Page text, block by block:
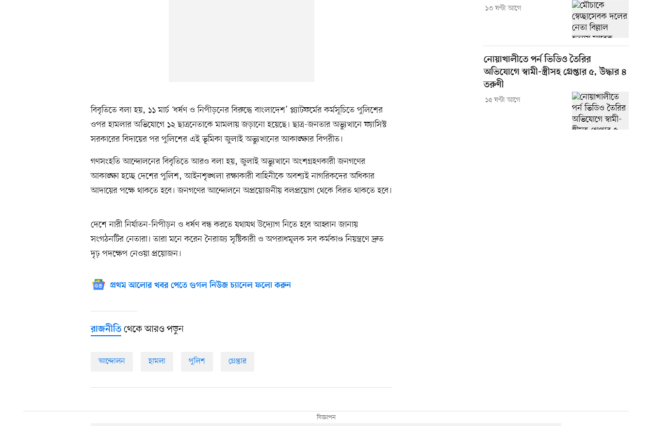
বিবৃতিতে বলা হয়, ১১ মার্চ ‘ধর্ষণ ও নিপীড়নের বিরুদ্ধে বাংলাদেশ’ প্ল্যাটফর্মের কর্মসূচিতে পুলিশের
ওপর হামলার অভিযোগে ১২ ছাত্রনেতাকে মামলায় জড়ানো হয়েছে। ছাত্র-জনতার অভ্যুত্থানে ফ্যাসিস্ট
সরকারের বিদায়ের পর পুলিশের এই ভূমিকা জুলাই অভ্যুত্থানের আকাঙ্ক্ষার বিপরীত।
গণসংহতি আন্দোলনের বিবৃতিতে আরও বলা হয়, জুলাই অভ্যুত্থানে অংশগ্রহণকারী জনগণের
আকাঙ্ক্ষা হচ্ছে দেশের পুলিশ, আইনশৃঙ্খলা রক্ষাকারী বাহিনীকে অবশ্যই নাগরিকদের অধিকার
আদায়ের পক্ষে থাকতে হবে। জনগণের আন্দোলনে অপ্রয়োজনীয় বলপ্রয়োগ থেকে বিরত থাকতে হবে।
দেশে নারী নির্যাতন-নিপীড়ন ও ধর্ষণ বন্ধ করতে যথাযথ উদ্যোগ নিতে হবে আহ্বান জানায়
সংগঠনটির নেতারা। তারা মনে করেন নৈরাজ্য সৃষ্টিকারী ও অপরাধমূলক সব কর্মকাণ্ড নিয়ন্ত্রণে দ্রুত
দৃঢ় পদক্ষেপ নেওয়া প্রয়োজন।
প্রথম আলোর খবর পেতে গুগল নিউজ চ্যানেল ফলো করুন
রাজনীতি থেকে আরও পড়ুন
আন্দোলন হামলা পুলিশ গ্রেপ্তার
১৩ ঘণ্টা আগে
নোয়াখালীতে পর্ন ভিডিও তৈরির
অভিযোগে স্বামী-স্ত্রীসহ গ্রেপ্তার ৫, উদ্ধার ৪
তরুণী
১৫ ঘণ্টা আগে